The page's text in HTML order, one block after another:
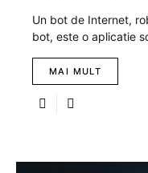
Un bot de Internet,
bot, este o aplicatie
MAI MULT